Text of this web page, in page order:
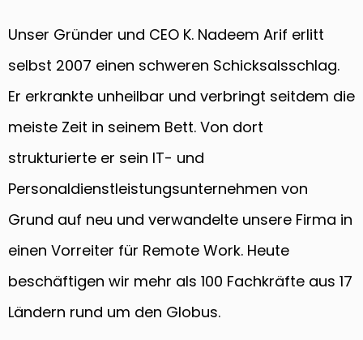
Unser Gründer und CEO K. Nadeem Arif erlitt
selbst 2007 einen schweren Schicksalsschlag.
Er erkrankte unheilbar und verbringt seitdem die
meiste Zeit in seinem Bett. Von dort
strukturierte er sein IT- und
Personaldienstleistungsunternehmen von
Grund auf neu und verwandelte unsere Firma in
einen Vorreiter für Remote Work. Heute
beschäftigen wir mehr als 100 Fachkräfte aus 17
Ländern rund um den Globus.